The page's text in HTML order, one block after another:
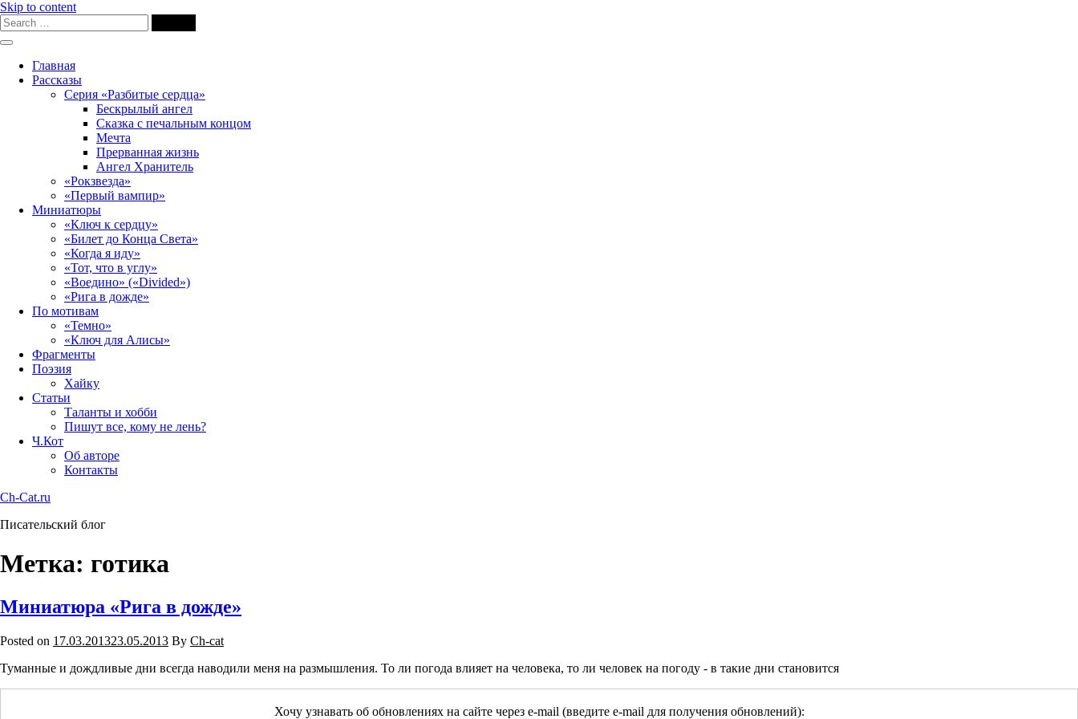
Skip to content
Главная
Рассказы
Серия «Разбитые сердца»
Бескрылый ангел
Сказка с печальным концом
Мечта
Прерванная жизнь
Ангел Хранитель
«Рокзвезда»
«Первый вампир»
Миниатюры
«Ключ к сердцу»
«Билет до Конца Света»
«Когда я иду»
«Тот, что в углу»
«Воедино» («Divided»)
«Рига в дожде»
По мотивам
«Темно»
«Ключ для Алисы»
Фрагменты
Поэзия
Хайку
Статьи
Таланты и хобби
Пишут все, кому не лень?
Ч.Кот
Об авторе
Контакты
Ch-Cat.ru
Писательский блог
Метка: готика
Миниатюра «Рига в дожде»
Posted on 17.03.201323.05.2013 By Ch-cat
Туманные и дождливые дни всегда наводили меня на размышления. То ли погода влияет на человека, то ли человек на погоду - в такие дни становится
Хочу узнавать об обновлениях на сайте через e-mail (введите e-mail для получения обновлений):